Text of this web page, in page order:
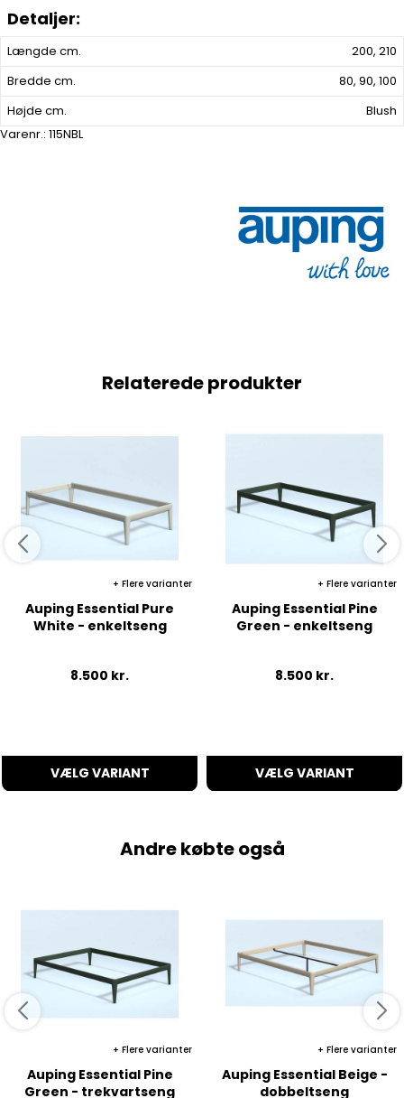
Længde cm.
200, 210
Bredde cm.
80, 90, 100
Højde cm.
Blush
Varenr.: 115NBL
Relaterede produkter
Flere varianter
Auping Essential Pure
White - enkeltseng
8.500 kr.
VÆLG VARIANT
Flere varianter
Auping Essential Pine
Green - enkeltseng
8.500 kr.
VÆLG VARIANT
Andre købte også
Flere varianter
Auping Essential Pine
Green - trekvartseng
Flere varianter
Auping Essential Beige -
dobbeltseng